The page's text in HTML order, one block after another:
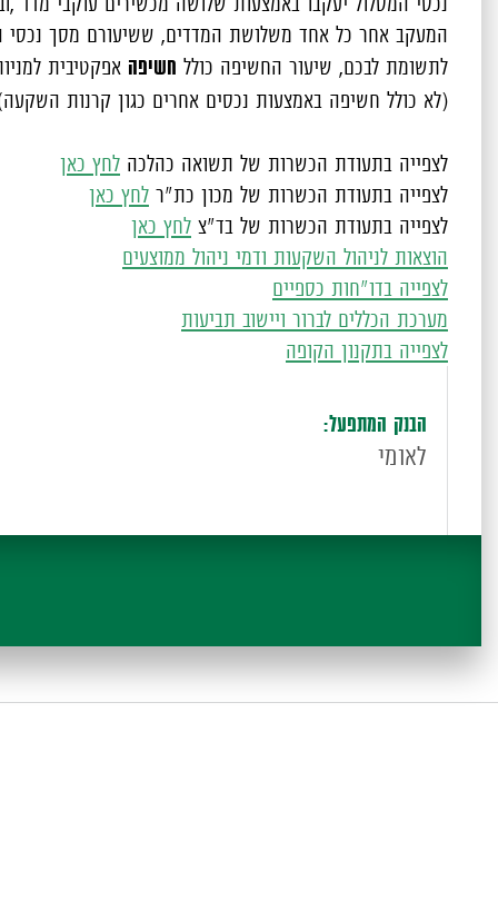
המעקב אחר כל אחד משלושת המדדים, ששיעורם מסך נכסי המסלול הוא הגדול
לתשומת לבכם, שיעור החשיפה כולל חשיפה אפקטיבית
(לא כולל חשיפה באמצעות נכסים אחרים כגון קרנות
לצפייה בתעודת הכשרות של תשואה כהלכה לחץ כאן
לצפייה בתעודת הכשרות של מכון כת"ר לחץ כאן
לצפייה בתעודת הכשרות של בד"צ לחץ כאן
הוצאות לניהול השקעות ודמי ניהול ממוצעים
לצפייה בדו"חות כספיים
מערכת הכללים לברור ויישוב תביעות
לצפייה בתקנון הקופה
הבנק המתפעל:
לאומי